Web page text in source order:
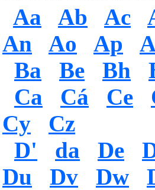
Aa Ab Ac
An
Ao Ap
Ba
Be Bh
Ca
Cá Ce
Cy
Cz
D'
da De
Du
Dv Dw